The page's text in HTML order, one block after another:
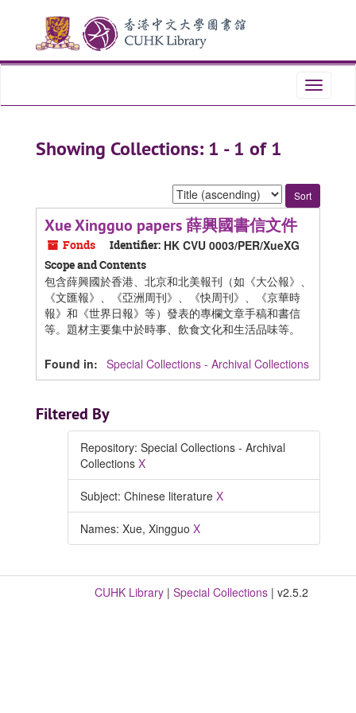
content
Toggle
Showing Collections: 1 - 1 of 1
Sort
by:
Xue Xingguo papers 薛興國書信文件
Fonds Identifier: HK CVU 0003/PER/XueXG
Scope and Contents
包含薛興國於香港、北京和北美報刊（如《大公報》、
《文匯報》、《亞洲周刊》、《快周刊》、《京華時
報》和《世界日報》等）發表的專欄文章手稿和書信
等。題材主要集中於時事、飲食文化和生活品味等。
Found in: Special Collections - Archival Collections
Filtered By
Repository: Special Collections - Archival
Collections X
Subject: Chinese literature X
Names: Xue, Xingguo X
CUHK Library | Special Collections | v2.5.2